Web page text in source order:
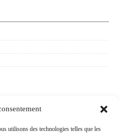
utilisons des technologies telles que les